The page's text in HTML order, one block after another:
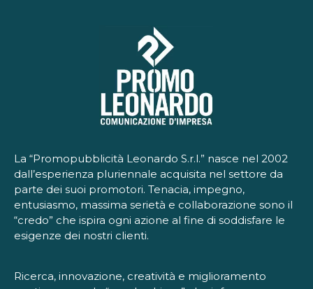
La “Promopubblicità Leonardo S.r.l.” nasce nel 2002
dall’esperienza pluriennale acquisita nel settore da
parte dei suoi promotori. Tenacia, impegno,
entusiasmo, massima serietà e collaborazione sono il
“credo” che ispira ogni azione al fine di soddisfare le
esigenze dei nostri clienti.
Ricerca, innovazione, creatività e miglioramento